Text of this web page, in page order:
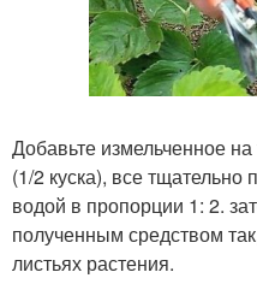
Добавьте измельченное
(1/2 куска), все
водой в пропорции 1: 2.
полученным средством
листьях растения.